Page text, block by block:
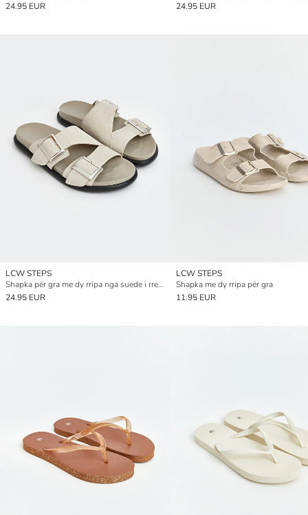
24.95 EUR
24.95 EUR
LCW STEPS
Shapka për gra me dy rripa nga suede i rremë
24.95 EUR
LCW STEPS
Shapka me dy rripa për gra
11.95 EUR